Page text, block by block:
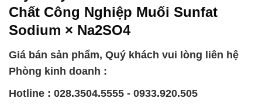
Chất Công Nghiệp Muối Sunfat
Sodium × Na2SO4
Giá bán sản phẩm, Quý khách vui lòng liên hệ
Phòng kinh doanh :
Hotline : 028.3504.5555 - 0933.920.505